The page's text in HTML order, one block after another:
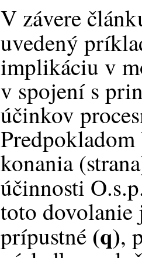
V závere
uvedený
implikáciu v
v spojení s
účinkov
konania
účinnosti
toto dovolanie
prípustné (q),